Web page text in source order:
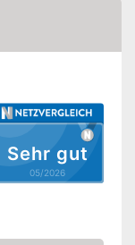
Sehr gut
05/2026